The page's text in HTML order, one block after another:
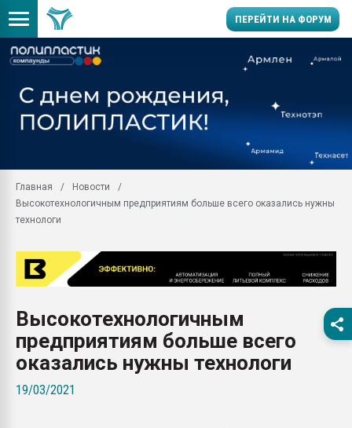
ПЕРЕЙТИ НА ФОРУМ
заводу пластмасс"
28.07.2026
первый план в
28.07.2026
ситуацией на
Всё, что касается
Главная
Новости
Высокотехнологичным предприятиям больше всего оказались нужны
технологи
Высокотехнологичным
предприятиям больше всего
оказались нужны технологи
19/03/2021